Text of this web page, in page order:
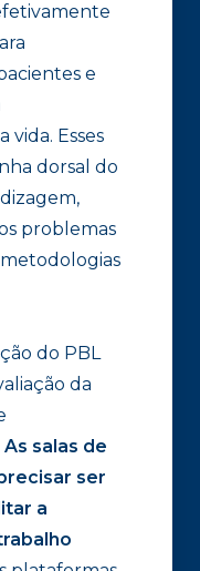
e
Esses
dorsal do
problemas
do PBL
da
As salas de
ser
a